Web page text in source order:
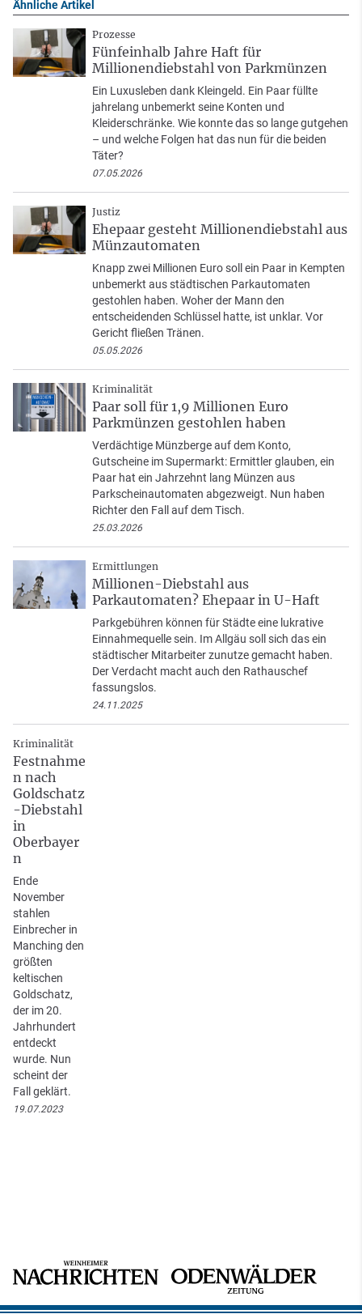
Ähnliche Artikel
Prozesse
Fünfeinhalb Jahre Haft für
Millionendiebstahl von Parkmünzen
Ein Luxusleben dank Kleingeld. Ein Paar füllte
jahrelang unbemerkt seine Konten und
Kleiderschränke. Wie konnte das so lange gutgehen
– und welche Folgen hat das nun für die beiden
Täter?
07.05.2026
Justiz
Ehepaar gesteht Millionendiebstahl aus
Münzautomaten
Knapp zwei Millionen Euro soll ein Paar in Kempten
unbemerkt aus städtischen Parkautomaten
gestohlen haben. Woher der Mann den
entscheidenden Schlüssel hatte, ist unklar. Vor
Gericht fließen Tränen.
05.05.2026
Kriminalität
Paar soll für 1,9 Millionen Euro
Parkmünzen gestohlen haben
Verdächtige Münzberge auf dem Konto,
Gutscheine im Supermarkt: Ermittler glauben, ein
Paar hat ein Jahrzehnt lang Münzen aus
Parkscheinautomaten abgezweigt. Nun haben
Richter den Fall auf dem Tisch.
25.03.2026
Ermittlungen
Millionen-Diebstahl aus
Parkautomaten? Ehepaar in U-Haft
Parkgebühren können für Städte eine lukrative
Einnahmequelle sein. Im Allgäu soll sich das ein
städtischer Mitarbeiter zunutze gemacht haben.
Der Verdacht macht auch den Rathauschef
fassungslos.
24.11.2025
Kriminalität
Festnahme
n nach
Goldschatz
-Diebstahl
in
Oberbayer
n
Ende
November
stahlen
Einbrecher in
Manching den
größten
keltischen
Goldschatz,
der im 20.
Jahrhundert
entdeckt
wurde. Nun
scheint der
Fall geklärt.
19.07.2023